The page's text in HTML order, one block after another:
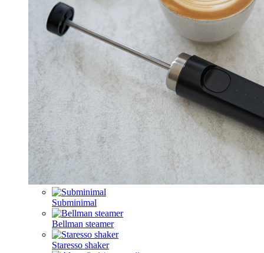
Subminimal
Bellman steamer
Staresso shaker